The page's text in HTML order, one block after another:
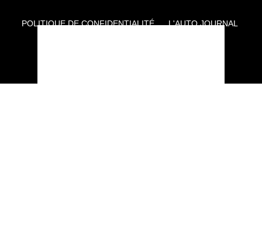
POLITIQUE DE CONFIDENTIALITÉ L'AUTO JOURNAL